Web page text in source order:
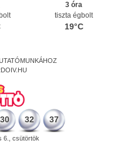
3 óra
tiszta égbolt
19°C
30 32 37
6., csütörtök